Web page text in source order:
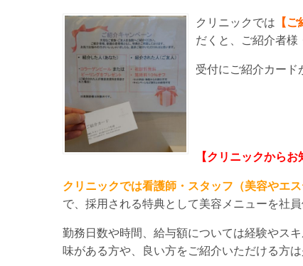
クリニックでは 【
だくと、ご紹介者様
受付にご紹介カード
【クリニックからお
クリニックでは看護師・スタッフ（美容やエ
で、採用される特典として美容メニューを社
勤務日数や時間、給与額については経験やス
味がある方や、良い方をご紹介いただける方